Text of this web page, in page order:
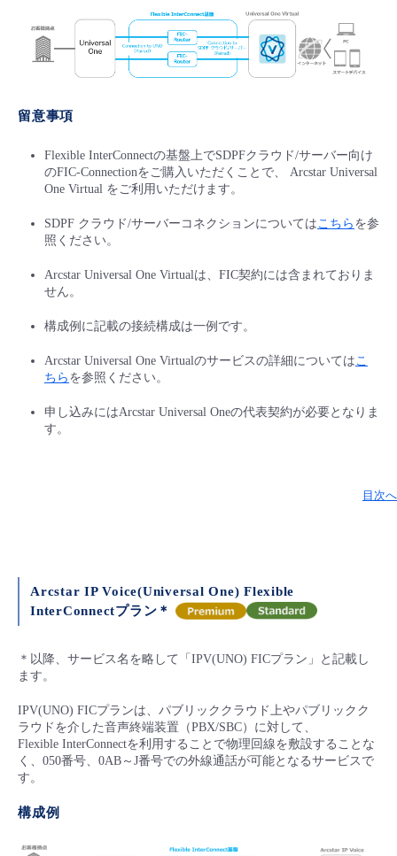
留意事項
Flexible InterConnectの基盤上でSDPFクラウド/サーバー向け
のFIC-Connectionをご購入いただくことで、 Arcstar Universal
One Virtual をご利用いただけます。
SDPF クラウド/サーバーコネクションについてはこちら を参
照ください。
Arcstar Universal One Virtualは、FIC契約には含まれておりま
せん。
構成例に記載の接続構成は一例です。
Arcstar Universal One Virtualのサービスの詳細についてはこ
ちら を参照ください。
申し込みにはArcstar Universal Oneの代表契約が必要となりま
す。
目次へ
Arcstar IP Voice(Universal One) Flexible
InterConnectプラン＊
＊以降、サービス名を略して「IPV(UNO) FICプラン」と記載し
ます。
IPV(UNO) FICプランは、パブリッククラウド上やパブリックク
ラウドを介した音声終端装置（PBX/SBC）に対して、
Flexible InterConnectを利用することで物理回線を敷設することな
く、050番号、0AB～J番号での外線通話が可能となるサービスで
す。
構成例